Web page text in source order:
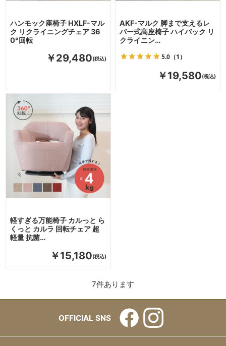
ハンモック座椅子 HXLF-マル
ク リクライニングチェア 36
0°回転
￥29,480
AKF-マルク 脚まで支えるレ
バー式高座椅子 ハイバック リ
クライニン…
5.0（1）
￥19,580
軽すぎる万能椅子 カルっと ら
くっと カルラ 回転チェア 超
軽量 抗菌…
￥15,180
7件あります
OFFICIAL SNS